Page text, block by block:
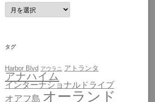
ア
ー
カ
タグ
Harbor Blvd アウラニ アトランタ
アナハイム
インターナショナルドライブ
オアフ島 オーランド